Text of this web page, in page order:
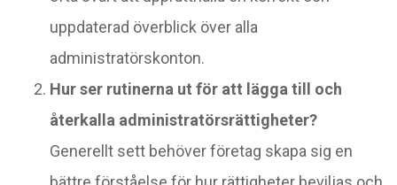
uppdaterad överblick över alla
administratörskonton.
Hur ser rutinerna ut för att lägga till och
återkalla administratörsrättigheter?
Generellt sett behöver företag skapa sig en